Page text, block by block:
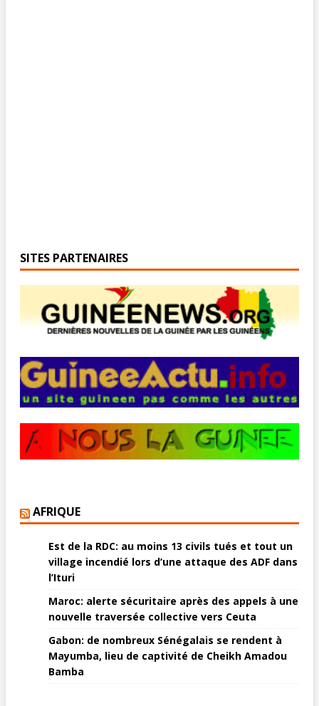
SITES PARTENAIRES
AFRIQUE
Est de la RDC: au moins 13 civils tués et tout un
village incendié lors d’une attaque des ADF dans
l’Ituri
Maroc: alerte sécuritaire après des appels à une
nouvelle traversée collective vers Ceuta
Gabon: de nombreux Sénégalais se rendent à
Mayumba, lieu de captivité de Cheikh Amadou
Bamba